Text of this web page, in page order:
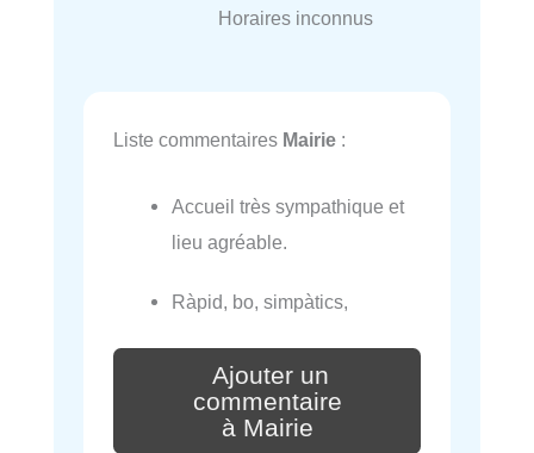
Horaires inconnus
Liste commentaires Mairie :
Accueil très sympathique et
lieu agréable.
Ràpid, bo, simpàtics,
Ajouter un
commentaire
à Mairie